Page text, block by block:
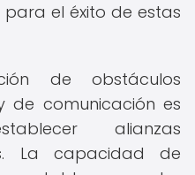
el éxito de estas
de obstáculos
de comunicación es
alianzas
La capacidad de